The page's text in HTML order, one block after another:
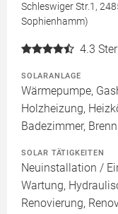
Schleswiger Str.1,
Sophienhamm)
4.3
SOLARANLAGE
Wärmepumpe,
Holzheizung,
Badezimmer,
SOLAR TÄTIGKEITEN
Neuinstallation /
Wartung,
Renovierung,